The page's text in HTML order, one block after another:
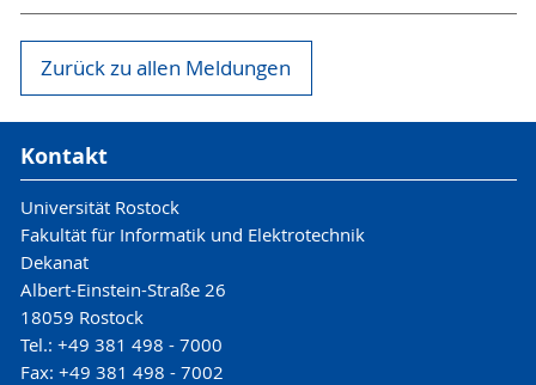
Zurück zu allen Meldungen
Kontakt
Universität Rostock
Fakultät für Informatik und Elektrotechnik
Dekanat
Albert-Einstein-Straße 26
18059 Rostock
Tel.: +49 381 498 - 7000
Fax: +49 381 498 - 7002